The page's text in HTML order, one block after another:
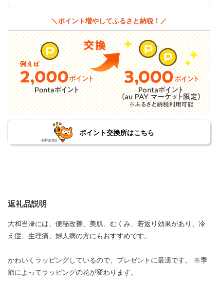
＼ポイント増やしてふるさと納税！／
ポイント交換所はこちら
返礼品説明
大和当帰には、便秘改善、美肌、むくみ、若返り効果があり、冷
え症、生理痛、婦人病の方にもおすすめです。
かわいくラッピングしているので、プレゼントに最適です。 ※季
節によってラッピングの花が変わります。